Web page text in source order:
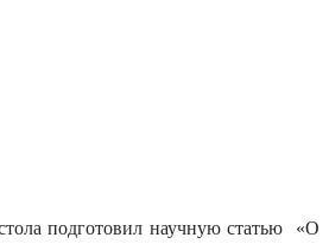
подготовил научную статью «О